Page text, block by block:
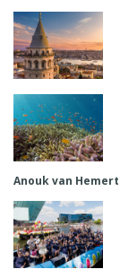
Anouk van Hemert